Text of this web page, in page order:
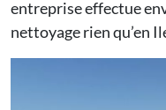
entreprise effectue
nettoyage rien qu’en